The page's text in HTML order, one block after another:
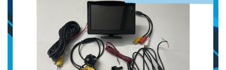
1.200.000₫.